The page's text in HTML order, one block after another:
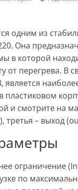
одним из
Она
в которой
от перегрева. В
пластиковом
и смотрите на
третья – выход
ограничение
по